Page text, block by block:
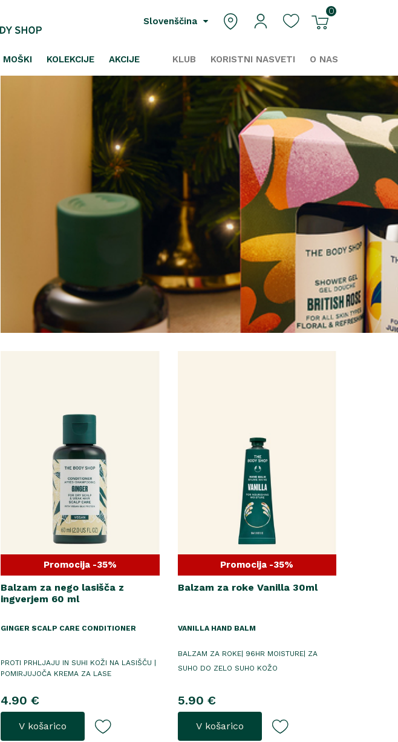
Slovenščina
0
MOŠKI KOLEKCIJE AKCIJE O NAS
KORISTNI NASVETI
KLUB
Promocija -35%
Balzam za nego lasišča z
ingverjem 60 ml
GINGER SCALP CARE CONDITIONER
PROTI PRHLJAJU IN SUHI KOŽI NA LASIŠČU |
POMIRJUJOČA KREMA ZA LASE
4.90 €
V košarico
Promocija -35%
Balzam za roke Vanilla 30ml
VANILLA HAND BALM
BALZAM ZA ROKE| 96HR MOISTURE| ZA
SUHO DO ZELO SUHO KOŽO
5.90 €
V košarico